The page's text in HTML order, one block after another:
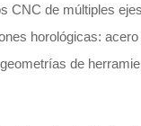
CNC de múltiples
horológicas:
de